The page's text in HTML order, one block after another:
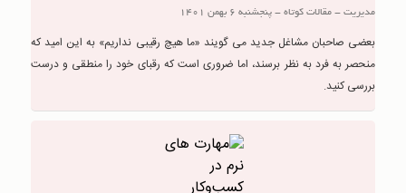
مدیریت-مقالات کوتاه-پنجشنبه 6 بهمن 1401
بعضی صاحبان مشاغل جدید می گویند «ما هیچ رقیبی نداریم» به این امید که
منحصر به فرد به نظر برسند، اما ضروری است که رقبای خود را منطقی و درست
بررسی کنید.